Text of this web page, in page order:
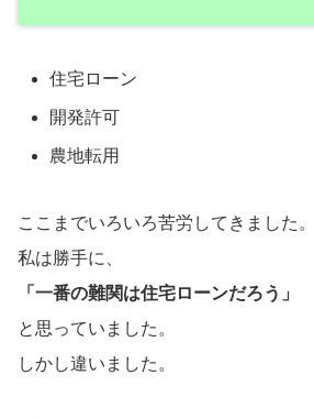
住宅ローン
開発許可
農地転用
ここまでいろいろ苦労してきました。
私は勝手に、
「一番の難関は住宅ローンだろう」
と思っていました。
しかし違いました。